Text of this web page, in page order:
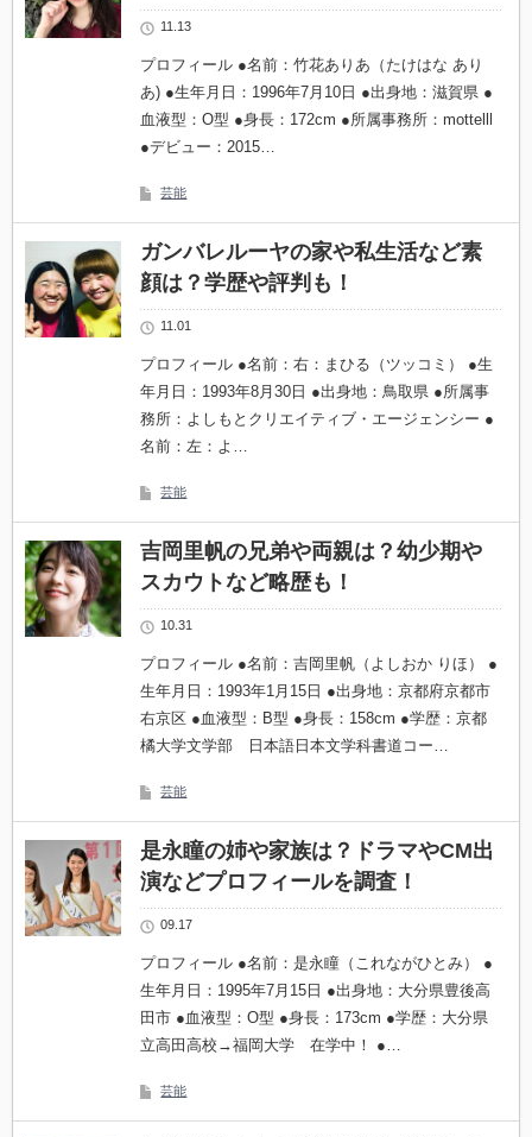
11.13
プロフィール ●名前：竹花ありあ（たけはな あり
あ) ●生年月日：1996年7月10日 ●出身地：滋賀県 ●
血液型：O型 ●身長：172cm ●所属事務所：mottelll
●デビュー：2015…
芸能
ガンバレルーヤの家や私生活など素
顔は？学歴や評判も！
11.01
プロフィール ●名前：右：まひる（ツッコミ） ●生
年月日：1993年8月30日 ●出身地：鳥取県 ●所属事
務所：よしもとクリエイティブ・エージェンシー ●
名前：左：よ…
芸能
吉岡里帆の兄弟や両親は？幼少期や
スカウトなど略歴も！
10.31
プロフィール ●名前：吉岡里帆（よしおか りほ） ●
生年月日：1993年1月15日 ●出身地：京都府京都市
右京区 ●血液型：B型 ●身長：158cm ●学歴：京都
橘大学文学部 日本語日本文学科書道コー…
芸能
是永瞳の姉や家族は？ドラマやCM出
演などプロフィールを調査！
09.17
プロフィール ●名前：是永瞳（これながひとみ） ●
生年月日：1995年7月15日 ●出身地：大分県豊後高
田市 ●血液型：O型 ●身長：173cm ●学歴：大分県
立高田高校→福岡大学 在学中！ ●…
芸能